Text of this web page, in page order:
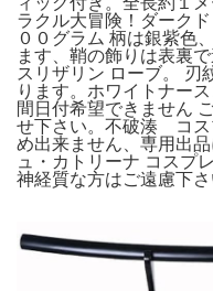
ラクル大冒険！ダーク
００グラム 柄は銀紫色
ます、鞘の飾りは表裏
スリザリン ローブ。 刃
ります。ホワイトナー
間日付希望できません
せ下さい。不破湊 コス
め出来ません、専用出
ュ・カトリーナ コスプ
神経質な方はご遠慮下さ